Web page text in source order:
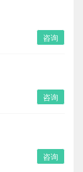
咨询
咨询
咨询